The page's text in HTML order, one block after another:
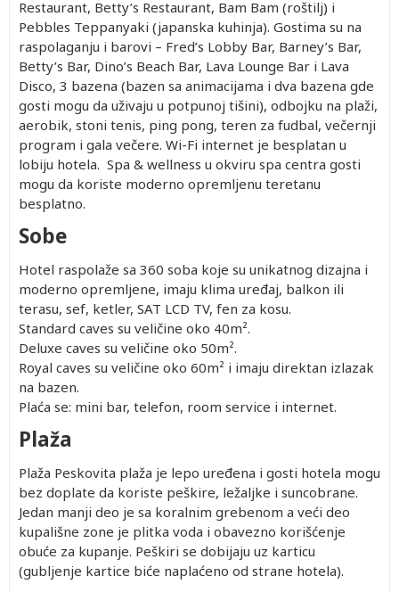
Restaurant, Betty’s Restaurant, Bam Bam (roštilj) i
Pebbles Teppanyaki (japanska kuhinja). Gostima su na
raspolaganju i barovi – Fred’s Lobby Bar, Barney’s Bar,
Betty’s Bar, Dino’s Beach Bar, Lava Lounge Bar i Lava
Disco, 3 bazena (bazen sa animacijama i dva bazena gde
gosti mogu da uživaju u potpunoj tišini), odbojku na plaži,
aerobik, stoni tenis, ping pong, teren za fudbal, večernji
program i gala večere. Wi-Fi internet je besplatan u
lobiju hotela. Spa & wellness u okviru spa centra gosti
mogu da koriste moderno opremljenu teretanu
besplatno.
Sobe
Hotel raspolaže sa 360 soba koje su unikatnog dizajna i
moderno opremljene, imaju klima uređaj, balkon ili
terasu, sef, ketler, SAT LCD TV, fen za kosu.
Standard caves su veličine oko 40m².
Deluxe caves su veličine oko 50m².
Royal caves su veličine oko 60m² i imaju direktan izlazak
na bazen.
Plaća se: mini bar, telefon, room service i internet.
Plaža
Plaža Peskovita plaža je lepo uređena i gosti hotela mogu
bez doplate da koriste peškire, ležaljke i suncobrane.
Jedan manji deo je sa koralnim grebenom a veći deo
kupališne zone je plitka voda i obavezno korišćenje
obuće za kupanje. Peškiri se dobijaju uz karticu
(gubljenje kartice biće naplaćeno od strane hotela).